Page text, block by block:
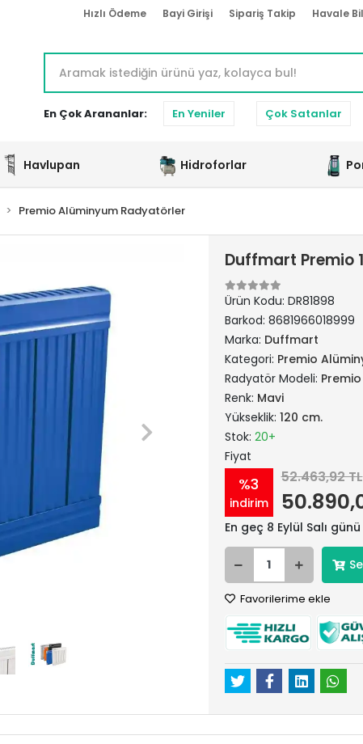
Hızlı Ödeme Bayi Girişi Sipariş Takip Havale
En Çok Arananlar: En Yeniler Çok Satanlar
Havlupan Hidroforlar
Premio Alüminyum Radyatörler
Duffmart Premio
Ürün Kodu: DR81898
Barkod: 8681966018999
Marka: Duffmart
Kategori: Premio
Radyatör Modeli: Premio
Renk: Mavi
Yükseklik: 120 cm.
Stok: 20+
Fiyat
%3
indirim
52.463,92 TL
En geç 8 Eylül Salı
Favorilerime ekle